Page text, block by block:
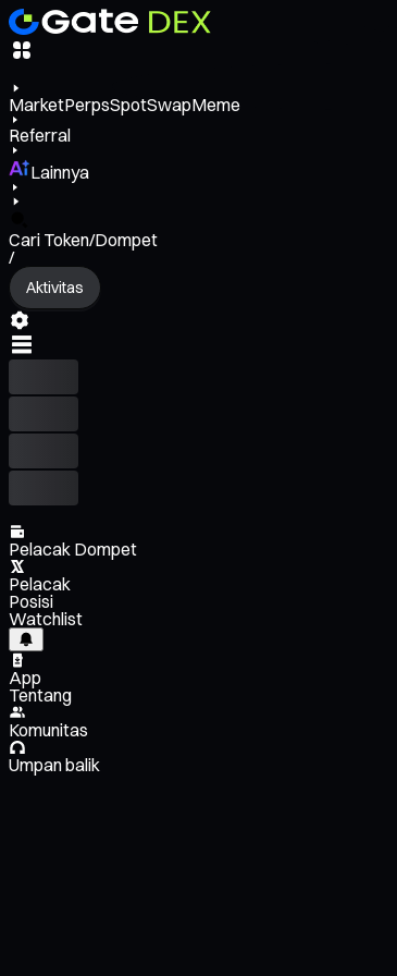
MarketPerpsSpotSwapMeme
Referral
Lainnya
Cari Token/Dompet
/
Aktivitas
Pelacak Dompet
Pelacak
Posisi
Watchlist
App
Tentang
Komunitas
Umpan balik